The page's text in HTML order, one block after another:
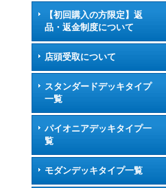
【初回購入の方限定】返
品・返金制度について
店頭受取について
スタンダードデッキタイプ
一覧
パイオニアデッキタイプ一
覧
モダンデッキタイプ一覧